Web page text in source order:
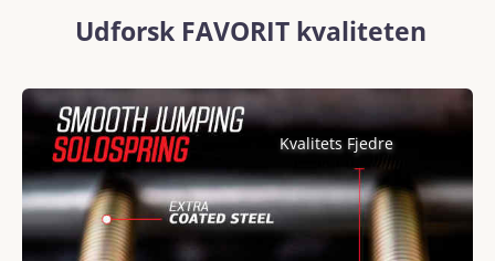
Udforsk FAVORIT kvaliteten
Spring over billedgalleri
Kvalitets Fjedre